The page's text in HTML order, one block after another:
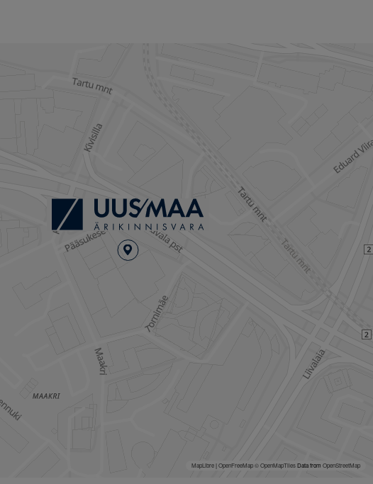
MapLibre|OpenFreeMap© OpenMapTilesData from OpenStreetMap